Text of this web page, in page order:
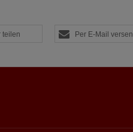
teilen Per E-Mail